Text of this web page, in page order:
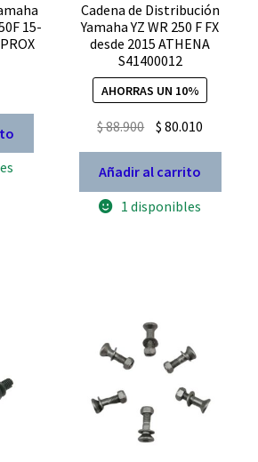
15-
Cadena de Distribución
Yamaha YZ WR 250 F FX
desde 2015 ATHENA
S41400012
AHORRAS UN 10%
$88.900 El
precio
original
era:
$ 88.900.
$ 80.010
precio
es:
Añadir al carrito
1 disponibles